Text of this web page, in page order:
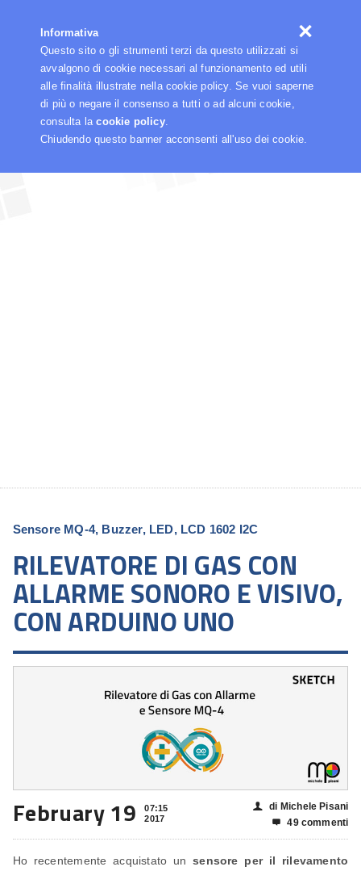
Informativa
Questo sito o gli strumenti terzi da questo utilizzati si
avvalgono di cookie necessari al funzionamento ed utili
alle finalità illustrate nella cookie policy. Se vuoi saperne
di più o negare il consenso a tutti o ad alcuni cookie,
consulta lacookie policy.
Chiudendo questo banner acconsenti all'uso dei cookie.
Sensore MQ-4, Buzzer, LED, LCD 1602 I2C
RILEVATORE DI GAS CON
ALLARME SONORO E VISIVO,
CON ARDUINO UNO
February 19
07:15
2017
👤 di Michele Pisani
 49 commenti
Ho recentemente acquistato unsensore per il rilevamento